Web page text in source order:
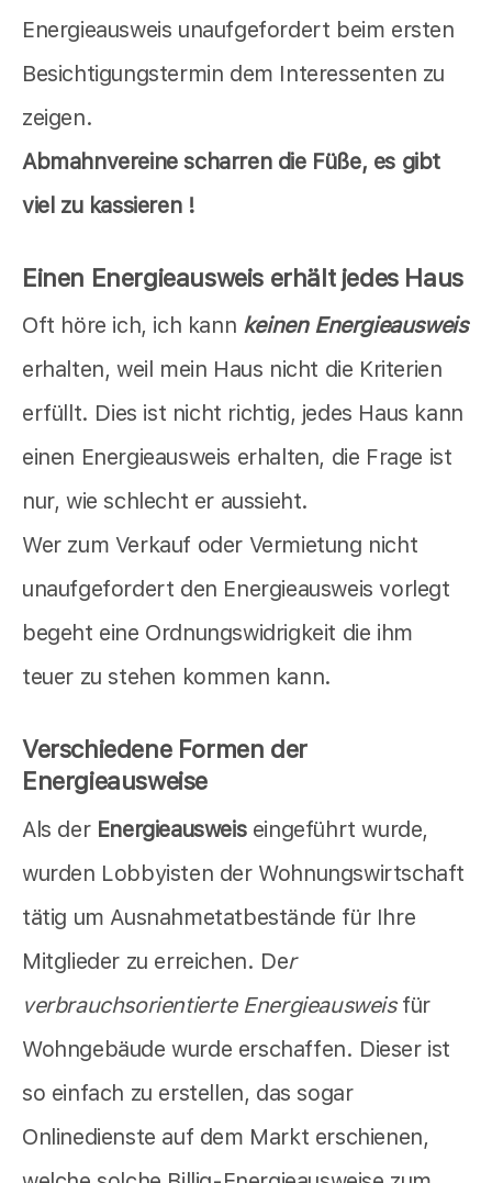
Energieausweis unaufgefordert beim ersten
Besichtigungstermin dem Interessenten zu
zeigen.
Abmahnvereine scharren die Füße, es gibt
viel zu kassieren !
Einen Energieausweis erhält jedes Haus
Oft höre ich, ich kann keinen Energieausweis
erhalten, weil mein Haus nicht die Kriterien
erfüllt. Dies ist nicht richtig, jedes Haus kann
einen Energieausweis erhalten, die Frage ist
nur, wie schlecht er aussieht.
Wer zum Verkauf oder Vermietung nicht
unaufgefordert den Energieausweis vorlegt
begeht eine Ordnungswidrigkeit die ihm
teuer zu stehen kommen kann.
Verschiedene Formen der
Energieausweise
Als der Energieausweiseingeführt wurde,
wurden Lobbyisten der Wohnungswirtschaft
tätig um Ausnahmetatbestände für Ihre
Mitglieder zu erreichen. Der
verbrauchsorientierte Energieausweisfür
Wohngebäude wurde erschaffen. Dieser ist
so einfach zu erstellen, das sogar
Onlinedienste auf dem Markt erschienen,